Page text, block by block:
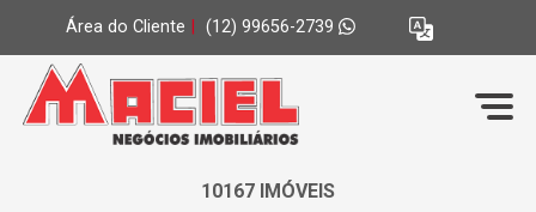
Área do Cliente (12) 99656-2739
10167 IMÓVEIS